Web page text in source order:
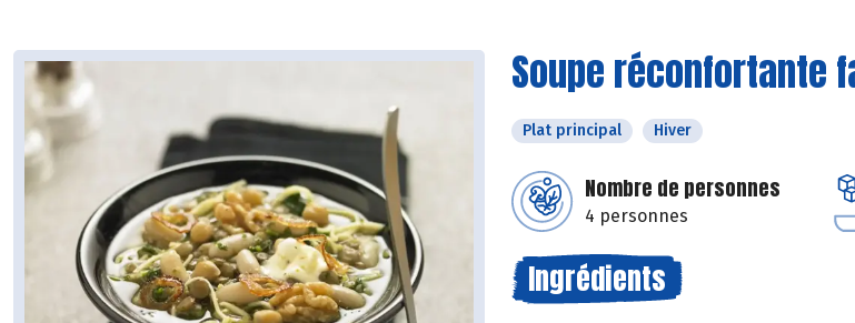
Soupe réconfortante
Plat principal Hiver
Nombre de personnes
4 personnes
Ingrédients